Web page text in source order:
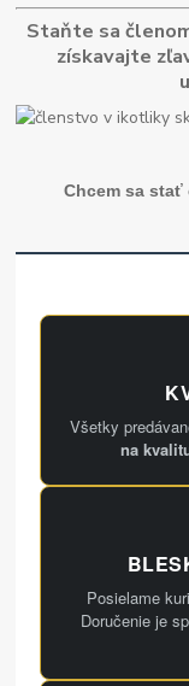
Staňte sa
získavajte
Chcem sa stať
Všetky
na
Posielame
Doručenie je